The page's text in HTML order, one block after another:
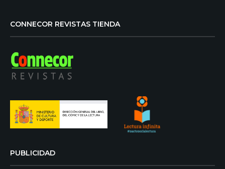
CONNECOR REVISTAS TIENDA
PUBLICIDAD